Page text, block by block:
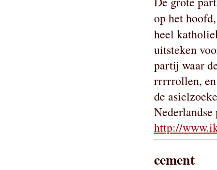
op het
heel
uitsteken
partij waar
rrrrrollen, en
de
http://
cement